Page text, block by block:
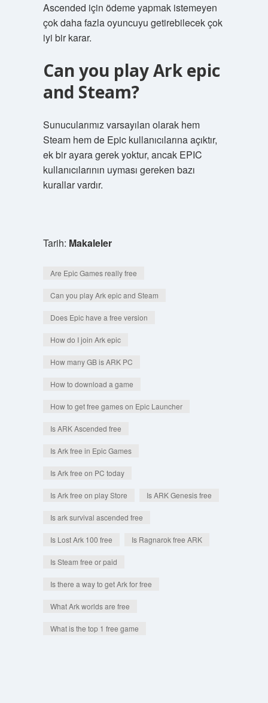
Ascended için ödeme yapmak istemeyen
çok daha fazla oyuncuyu getirebilecek çok
iyi bir karar.
Can you play Ark epic
and Steam?
Sunucularımız varsayılan olarak hem
Steam hem de Epic kullanıcılarına açıktır,
ek bir ayara gerek yoktur, ancak EPIC
kullanıcılarının uyması gereken bazı
kurallar vardır.
Tarih: Makaleler
Are Epic Games really free
Can you play Ark epic and Steam
Does Epic have a free version
How do I join Ark epic
How many GB is ARK PC
How to download a game
How to get free games on Epic Launcher
Is ARK Ascended free
Is Ark free in Epic Games
Is Ark free on PC today
Is Ark free on play Store Is ARK Genesis free
Is ark survival ascended free
Is Lost Ark 100 free Is Ragnarok free ARK
Is Steam free or paid
Is there a way to get Ark for free
What Ark worlds are free
What is the top 1 free game